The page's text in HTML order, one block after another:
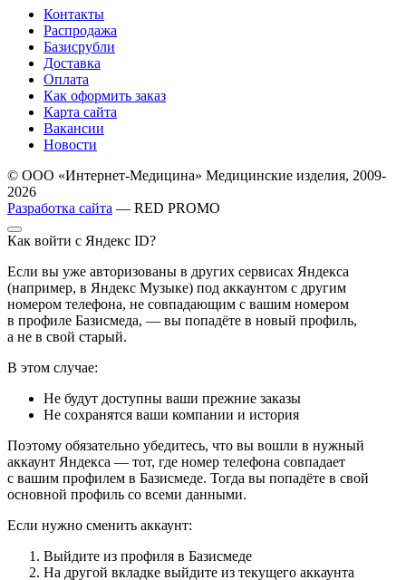
Контакты
Распродажа
Базисрубли
Доставка
Оплата
Как оформить заказ
Карта сайта
Вакансии
Новости
© ООО «Интернет-Медицина» Медицинские изделия, 2009-
2026
Разработка сайта — RED PROMO
Как войти с Яндекс ID?
Если вы уже авторизованы в других сервисах Яндекса
(например, в Яндекс Музыке) под аккаунтом с другим
номером телефона, не совпадающим с вашим номером
в профиле Базисмеда, — вы попадёте в новый профиль,
а не в свой старый.
В этом случае:
Не будут доступны ваши прежние заказы
Не сохранятся ваши компании и история
Поэтому обязательно убедитесь, что вы вошли в нужный
аккаунт Яндекса — тот, где номер телефона совпадает
с вашим профилем в Базисмеде. Тогда вы попадёте в свой
основной профиль со всеми данными.
Если нужно сменить аккаунт:
Выйдите из профиля в Базисмеде
На другой вкладке выйдите из текущего аккаунта